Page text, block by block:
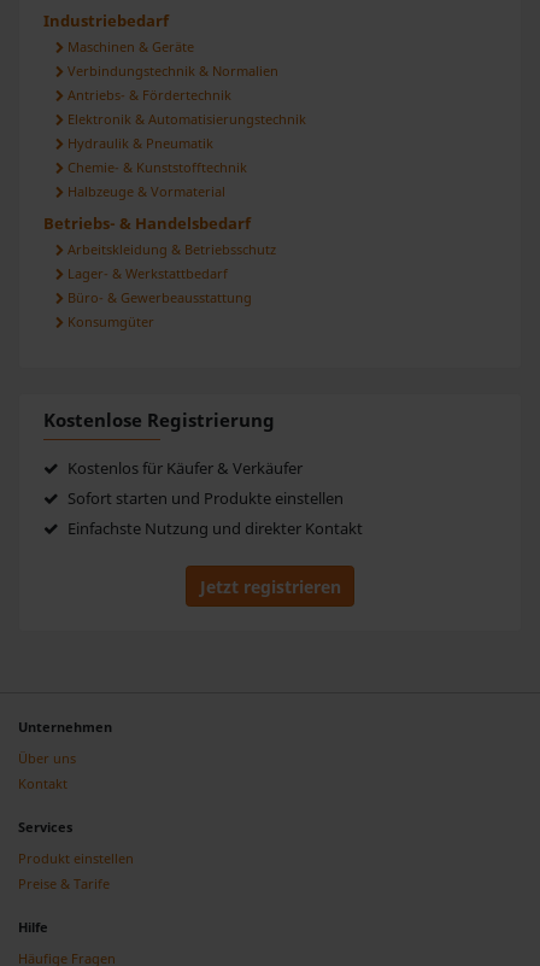
Industriebedarf
Maschinen & Geräte
Verbindungstechnik & Normalien
Antriebs- & Fördertechnik
Elektronik & Automatisierungstechnik
Hydraulik & Pneumatik
Chemie- & Kunststofftechnik
Halbzeuge & Vormaterial
Betriebs- & Handelsbedarf
Arbeitskleidung & Betriebsschutz
Lager- & Werkstattbedarf
Büro- & Gewerbeausstattung
Konsumgüter
Kostenlose Registrierung
Kostenlos für Käufer & Verkäufer
Sofort starten und Produkte einstellen
Einfachste Nutzung und direkter Kontakt
Jetzt registrieren
Unternehmen
Über uns
Kontakt
Services
Produkt einstellen
Preise & Tarife
Hilfe
Häufige Fragen